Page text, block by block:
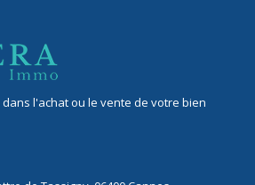
l'achat ou le vente de votre bien